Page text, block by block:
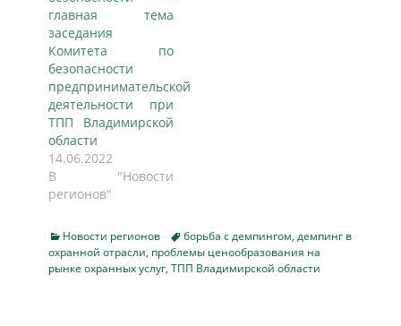
главная тема
заседания
Комитета по
безопасности
предпринимательской
деятельности при
ТПП Владимирской
области
14.06.2022
В "Новости
регионов"
Categories
Новости регионов Tagsборьба с демпингом, демпинг в
охранной отрасли, проблемы ценообразования на
рынке охранных услуг, ТПП Владимирской области